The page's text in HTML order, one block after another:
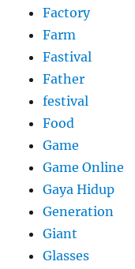
Factory
Farm
Fastival
Father
festival
Food
Game
Game Online
Gaya Hidup
Generation
Giant
Glasses